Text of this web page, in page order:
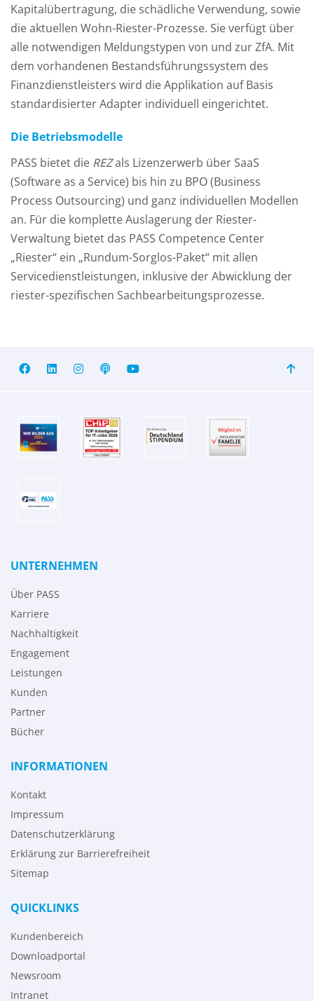
Kapitalübertragung, die schädliche Verwendung, sowie
die aktuellen Wohn-Riester-Prozesse. Sie verfügt über
alle notwendigen Meldungstypen von und zur ZfA. Mit
dem vorhandenen Bestandsführungssystem des
Finanzdienstleisters wird die Applikation auf Basis
standardisierter Adapter individuell eingerichtet.
Die Betriebsmodelle
PASS bietet die REZals Lizenzerwerb über SaaS
(Software as a Service) bis hin zu BPO (Business
Process Outsourcing) und ganz individuellen Modellen
an. Für die komplette Auslagerung der Riester-
Verwaltung bietet das PASS Competence Center
„Riester“ ein „Rundum-Sorglos-Paket“ mit allen
Servicedienstleistungen, inklusive der Abwicklung der
riester-spezifischen Sachbearbeitungsprozesse.
UNTERNEHMEN
Über PASS
Karriere
Nachhaltigkeit
Engagement
Leistungen
Kunden
Partner
Bücher
INFORMATIONEN
Kontakt
Impressum
Datenschutzerklärung
Erklärung zur Barrierefreiheit
Sitemap
QUICKLINKS
Kundenbereich
Downloadportal
Newsroom
Intranet